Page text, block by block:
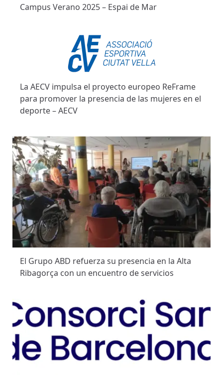
Campus Verano 2025 – Espai de Mar
La AECV impulsa el proyecto europeo ReFrame
para promover la presencia de las mujeres en el
deporte – AECV
El Grupo ABD refuerza su presencia en la Alta
Ribagorça con un encuentro de servicios